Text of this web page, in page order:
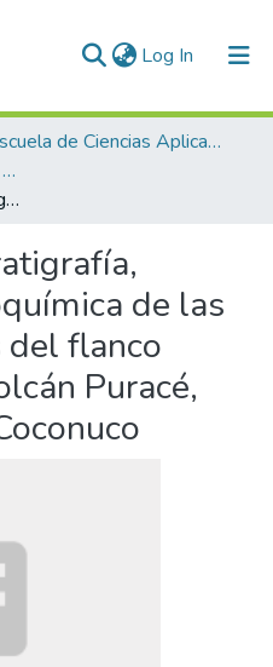
Log In (current)
Escuela de Ciencias Aplicadas e Ingeniería
Maestría en Ciencias de la Tierra (tesis)
Estratigrafía, petrología y geoquímica de las rocas volcánicas del flanco occidental del volcán Puracé, alrededores de Coconuco
de las
del flanco
Puracé,